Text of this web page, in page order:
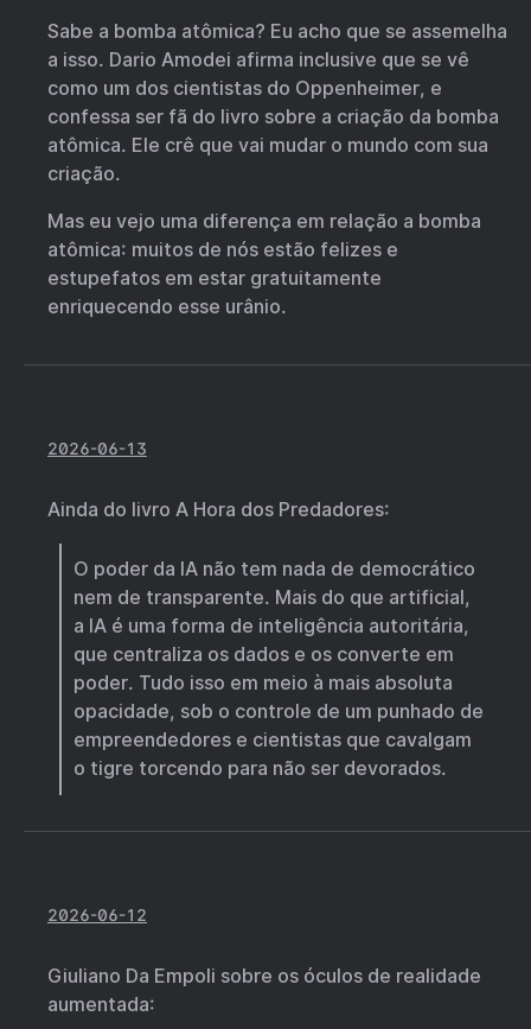
Sabe a bomba atômica? Eu acho que se assemelha
a isso. Dario Amodei afirma inclusive que se vê
como um dos cientistas do Oppenheimer, e
confessa ser fã do livro sobre a criação da bomba
atômica. Ele crê que vai mudar o mundo com sua
criação.
Mas eu vejo uma diferença em relação a bomba
atômica: muitos de nós estão felizes e
estupefatos em estar gratuitamente
enriquecendo esse urânio.
2026-06-13
Ainda do livro A Hora dos Predadores:
O poder da IA não tem nada de democrático
nem de transparente. Mais do que artificial,
a IA é uma forma de inteligência autoritária,
que centraliza os dados e os converte em
poder. Tudo isso em meio à mais absoluta
opacidade, sob o controle de um punhado de
empreendedores e cientistas que cavalgam
o tigre torcendo para não ser devorados.
2026-06-12
Giuliano Da Empoli sobre os óculos de realidade
aumentada: